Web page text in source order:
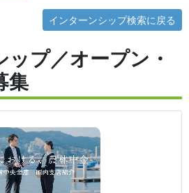
インターンシップ検索に戻る
プ／オープン・
集